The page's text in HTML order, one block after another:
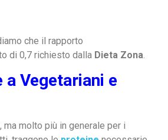
che il rapporto
di 0,7 richiesto dalla Dieta Zona
Vegetariani e
molto più in generale per i